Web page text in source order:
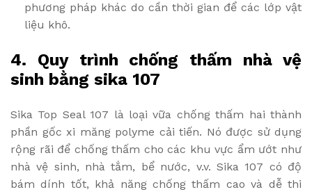
phương pháp khác do cần thời gian để các lớp vật
liệu khô.
4. Quy trình chống thấm nhà vệ
sinh bằng sika 107
Sika Top Seal 107 là loại vữa chống thấm hai thành
phần gốc xi măng polyme cải tiến. Nó được sử dụng
rộng rãi để chống thấm cho các khu vực ẩm ướt như
nhà vệ sinh, nhà tắm, bể nước, v.v. Sika 107 có độ
bám dính tốt, khả năng chống thấm cao và dễ thi